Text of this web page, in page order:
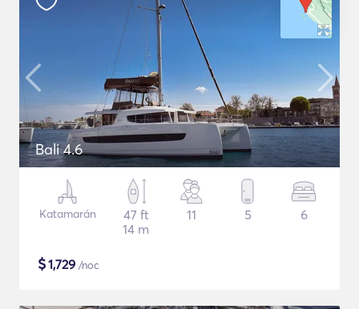
Bali 4.6
Katamarán
47 ft
14 m
11 5 6
$1,729 /noc